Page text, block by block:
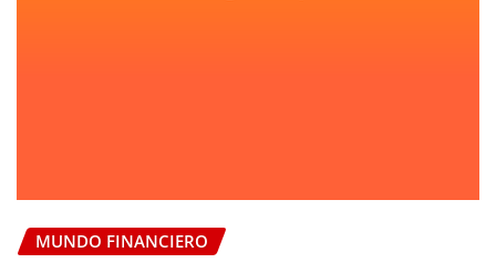
MUNDO FINANCIERO